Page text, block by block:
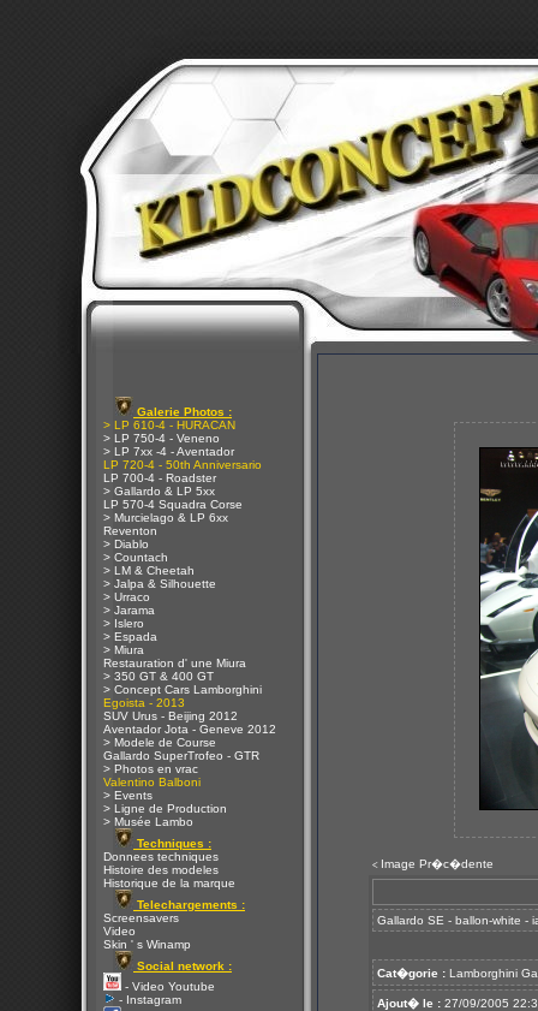
Galerie Photos :
> LP 610-4 - HURACAN
> LP 750-4 - Veneno
> LP 7xx -4 - Aventador
LP 720-4 - 50th Anniversario
LP 700-4 - Roadster
> Gallardo & LP 5xx
LP 570-4 Squadra Corse
> Murcielago & LP 6xx
Reventon
> Diablo
> Countach
> LM & Cheetah
> Jalpa & Silhouette
> Urraco
> Jarama
> Islero
> Espada
> Miura
Restauration d' une Miura
> 350 GT & 400 GT
> Concept Cars Lamborghini
Egoista - 2013
SUV Urus - Beijing 2012
Aventador Jota - Geneve 2012
> Modele de Course
Gallardo SuperTrofeo - GTR
> Photos en vrac
Valentino Balboni
> Events
> Ligne de Production
> Musée Lambo
Techniques :
Donnees techniques
Histoire des modeles
Historique de la marque
Telechargements :
Screensavers
Video
Skin ' s Winamp
Social network :
- Video Youtube
- Instagram
< Image Pr�c�dente
Gallardo SE - ballon-white -
Cat�gorie : Lamborghini
Ajout� le : 27/09/2005